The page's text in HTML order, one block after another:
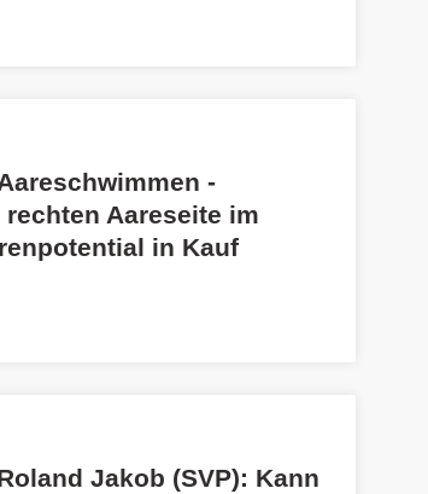
-
Aareseite im
in Kauf
Jakob (SVP): Kann